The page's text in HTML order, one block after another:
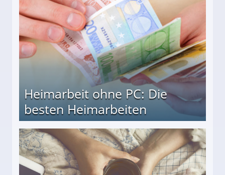
Heimarbeit ohne PC: Die
besten Heimarbeiten